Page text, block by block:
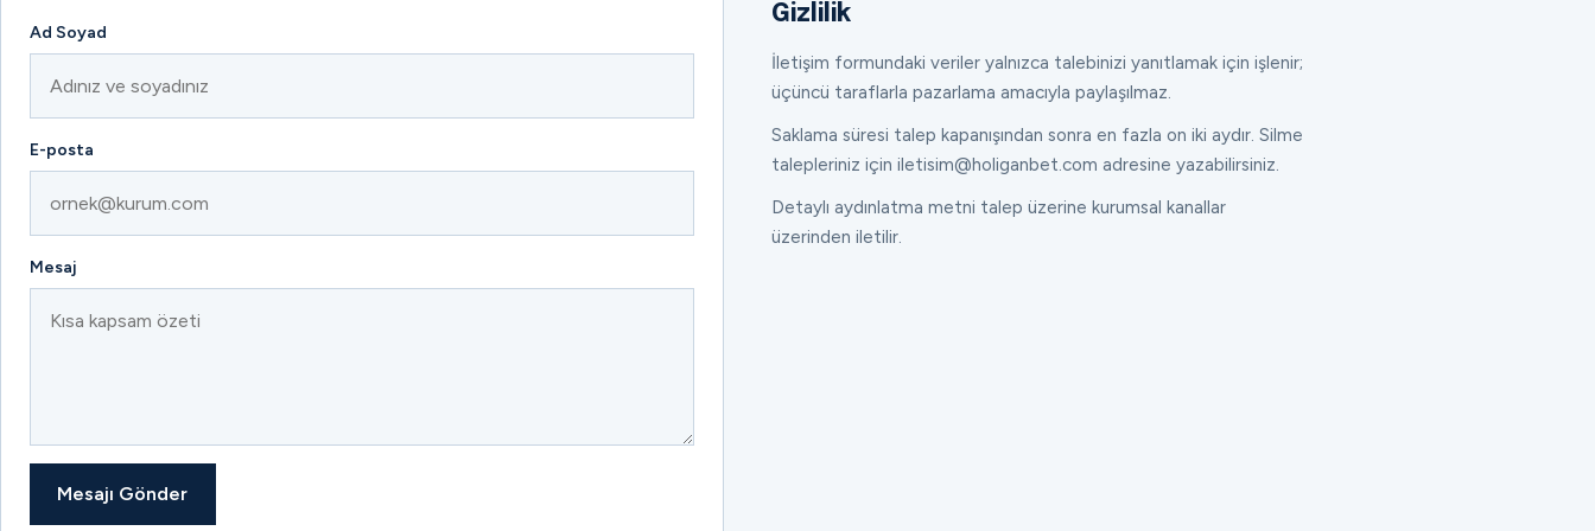
Ad Soyad
E-posta
Mesaj
Mesajı Gönder
Gizlilik
İletişim formundaki veriler yalnızca talebinizi yanıtlamak için işlenir;
üçüncü taraflarla pazarlama amacıyla paylaşılmaz.
Saklama süresi talep kapanışından sonra en fazla on iki aydır. Silme
talepleriniz için iletisim@holiganbet.com adresine yazabilirsiniz.
Detaylı aydınlatma metni talep üzerine kurumsal kanallar
üzerinden iletilir.